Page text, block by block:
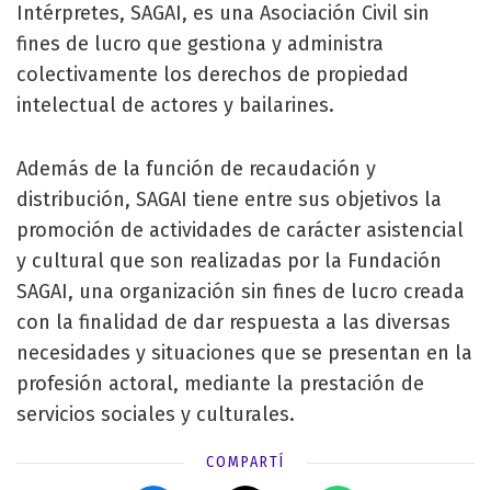
Intérpretes, SAGAI, es una Asociación Civil sin
fines de lucro que gestiona y administra
colectivamente los derechos de propiedad
intelectual de actores y bailarines.
Además de la función de recaudación y
distribución, SAGAI tiene entre sus objetivos la
promoción de actividades de carácter asistencial
y cultural que son realizadas por la Fundación
SAGAI, una organización sin fines de lucro creada
con la finalidad de dar respuesta a las diversas
necesidades y situaciones que se presentan en la
profesión actoral, mediante la prestación de
servicios sociales y culturales.
COMPARTÍ